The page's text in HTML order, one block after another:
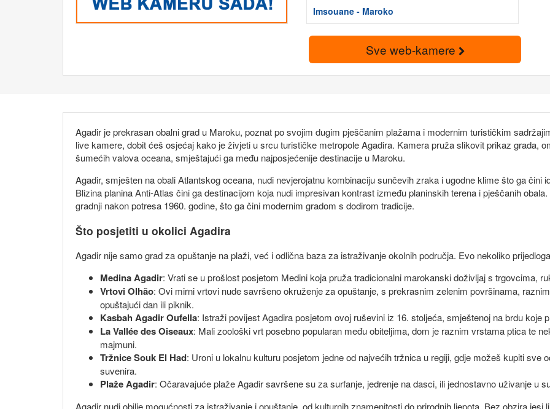
Imsouane - Maroko
Sve web-kamere
Agadir je prekrasan obalni grad u Maroku, poznat po svojim dugim pješčanim plažama i modernim turističkim
live kamere, dobit ćeš osjećaj kako je živjeti u srcu turističke metropole Agadira. Kamera pruža slikovit prikaz grada,
šumećih valova oceana, smještajući ga među najposjećenije destinacije u Maroku.
Agadir, smješten na obali Atlantskog oceana, nudi nevjerojatnu kombinaciju sunčevih zraka i ugodne klime što ga čini
Blizina planina Anti-Atlas čini ga destinacijom koja nudi impresivan kontrast između planinskih terena i pješčanih
gradnji nakon potresa 1960. godine, što ga čini modernim gradom s dodirom tradicije.
Što posjetiti u okolici Agadira
Agadir nije samo grad za opuštanje na plaži, već i odlična baza za istraživanje okolnih područja. Evo nekoliko
Medina Agadir: Vrati se u prošlost posjetom Medini koja pruža tradicionalni marokanski doživljaj s trgovcima,
Vrtovi Olhão: Ovi mirni vrtovi nude savršeno okruženje za opuštanje, s prekrasnim zelenim površinama,
opuštajući dan ili piknik.
Kasbah Agadir Oufella: Istraži povijest Agadira posjetom ovoj ruševini iz 16. stoljeća, smještenoj na brdu koje
La Vallée des Oiseaux: Mali zoološki vrt posebno popularan među obiteljima, dom je raznim vrstama ptica te
majmuni.
Tržnice Souk El Had: Uroni u lokalnu kulturu posjetom jedne od najvećih tržnica u regiji, gdje možeš kupiti sve
suvenira.
Plaže Agadir: Očaravajuće plaže Agadir savršene su za surfanje, jedrenje na dasci, ili jednostavno uživanje u
Agadir nudi obilje mogućnosti za istraživanje i opuštanje, od kulturnih znamenitosti do prirodnih ljepota. Bez obzira jesi